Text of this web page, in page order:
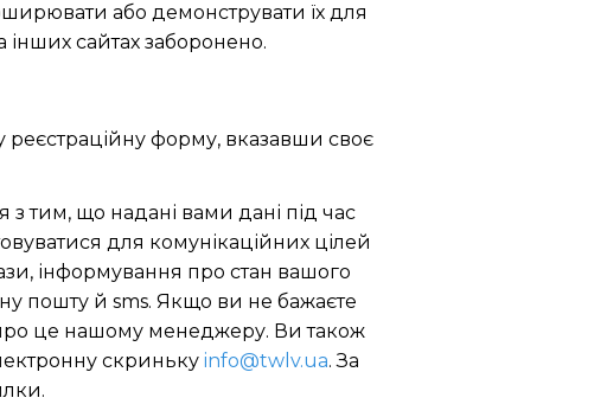
або демонструвати їх для
сайтах заборонено.
форму, вказавши своє
тим, що надані вами дані під час
для комунікаційних цілей
інформування про стан вашого
пошту й sms. Якщо ви не бажаєте
це нашому менеджеру. Ви також
скриньку info@twlv.ua. За